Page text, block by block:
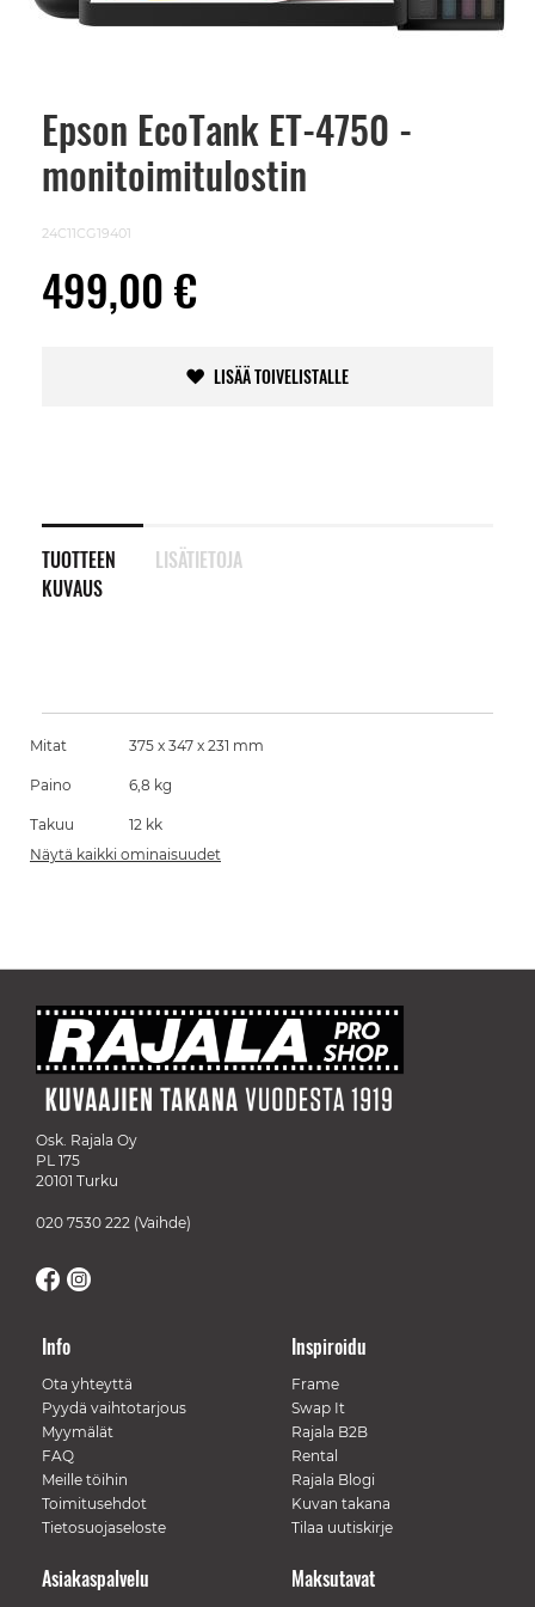
Epson EcoTank ET-4750 -
monitoimitulostin
24C11CG19401
499,00 €
LISÄÄ TOIVELISTALLE
TUOTTEEN
KUVAUS
LISÄTIETOJA
Skip
beginning
images
Mitat 375‎ x 347 x 231 mm
Paino 6,8 kg
Takuu
12 kk
Näytä kaikki ominaisuudet
Osk. Rajala Oy
PL 175
20101 Turku
020 7530 222 (Vaihde)
Info
Ota yhteyttä
Pyydä vaihtotarjous
Myymälät
FAQ
Meille töihin
Toimitusehdot
Tietosuojaseloste
Inspiroidu
Frame
Swap It
Rajala B2B
Rental
Rajala Blogi
Kuvan takana
Tilaa uutiskirje
Maksutavat
Asiakaspalvelu